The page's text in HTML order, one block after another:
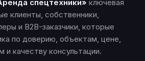
спецтехники» ключевая
клиенты, собственники,
и B2B-заказчики, которые
по доверию, объектам, цене,
качеству консультации.